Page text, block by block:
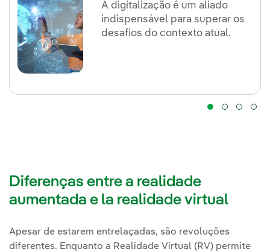
A digitalização é um aliado
indispensável para superar os
desafios do contexto atual.
Diferenças entre a realidade
aumentada e la realidade virtual
Apesar de estarem entrelaçadas, são revoluções
diferentes. Enquanto a Realidade Virtual (RV) permite